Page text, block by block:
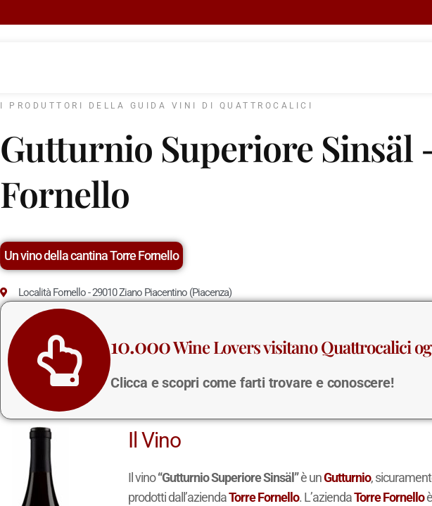
I PRODUTTORI DELLA GUIDA VINI DI QUATTROCALICI
Gutturnio Superiore Sinsäl
Fornello
Un vino della cantina Torre Fornello
Località Fornello - 29010 Ziano Piacentino (Piacenza)
10.000Wine Lovers visitano Quattrocalici
Clicca e scopri come farti trovare e conoscere!
Il Vino
Il vino“Gutturnio Superiore Sinsäl”è unGutturnio,
prodotti dall’aziendaTorre Fornello. L’aziendaTorre Fornello